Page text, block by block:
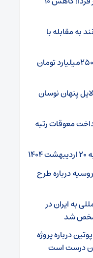
به مقابله با
آغاز به کار۶۰طرح مهارتی با ۲۵۰میلیارد تومان
پنهان نوسان
معوقات رتبه
درباره طرح
به ایران در
شد
درباره پروژه
درست است